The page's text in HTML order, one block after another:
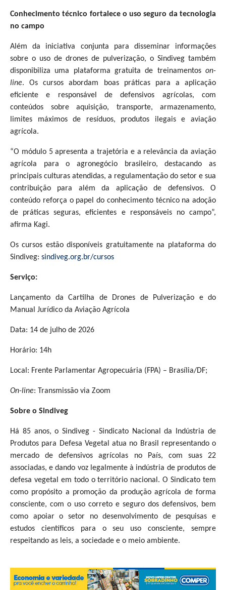
Conhecimento técnico fortalece o uso seguro da tecnologia
no campo
Além da iniciativa conjunta para disseminar informações
sobre o uso de drones de pulverização, o Sindiveg também
disponibiliza uma plataforma gratuita de treinamentos on-
line. Os cursos abordam boas práticas para a aplicação
eficiente e responsável de defensivos agrícolas, com
conteúdos sobre aquisição, transporte, armazenamento,
limites máximos de resíduos, produtos ilegais e aviação
agrícola.
“O módulo 5 apresenta a trajetória e a relevância da aviação
agrícola para o agronegócio brasileiro, destacando as
principais culturas atendidas, a regulamentação do setor e sua
contribuição para além da aplicação de defensivos. O
conteúdo reforça o papel do conhecimento técnico na adoção
de práticas seguras, eficientes e responsáveis no campo”,
afirma Kagi.
Os cursos estão disponíveis gratuitamente na plataforma do
Sindiveg: sindiveg.org.br/cursos
Serviço:
Lançamento da Cartilha de Drones de Pulverização e do
Manual Jurídico da Aviação Agrícola
Data: 14 de julho de 2026
Horário: 14h
Local: Frente Parlamentar Agropecuária (FPA) – Brasília/DF;
On-line: Transmissão via Zoom
Sobre o Sindiveg
Há 85 anos, o Sindiveg - Sindicato Nacional da Indústria de
Produtos para Defesa Vegetal atua no Brasil representando o
mercado de defensivos agrícolas no País, com suas 22
associadas, e dando voz legalmente à indústria de produtos de
defesa vegetal em todo o território nacional. O Sindicato tem
como propósito a promoção da produção agrícola de forma
consciente, com o uso correto e seguro dos defensivos, bem
como apoiar o setor no desenvolvimento de pesquisas e
estudos científicos para o seu uso consciente, sempre
respeitando as leis, a sociedade e o meio ambiente.